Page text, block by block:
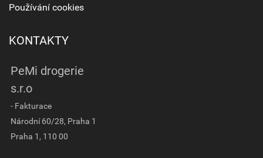
Používání cookies
KONTAKTY
PeMi drogerie
s.r.o
- Fakturace
Národní 60/28, Praha 1
Praha 1, 110 00